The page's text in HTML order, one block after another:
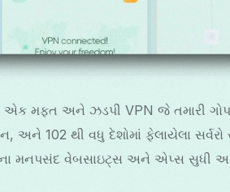
એક મફત અને ઝડપી VPN જે તમારી
અને 102 થી વધુ દેશોમાં ફેલાયેલા
મનપસંદ વેબસાઇટ્સ અને એપ્સ સુધી